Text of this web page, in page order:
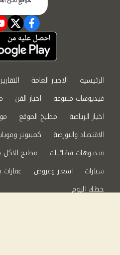
الرئيسية الاخبار العامة
فيديوهات متنوعة
اخبار الفن
اخبار الرياضة
مطبخ الموقع
الاقتصاد والبورصة
كمبيوتر
فيديوهات فضائيات
مطبخ
سيارات
اسعار وعروض
حظك اليوم